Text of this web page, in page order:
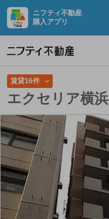
ニフティ不動産
購入アプリ
賃貸16件
エクセリア横浜